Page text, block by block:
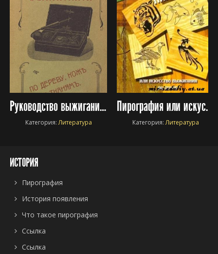
Руководство выжигания по дереву, коже и тканям
Категория:Литература
Пирография или искусство выжигания по дереву
Категория:Литература
ИСТОРИЯ
Пирография
История появления
Что такое пирография
Ссылка
Ссылка